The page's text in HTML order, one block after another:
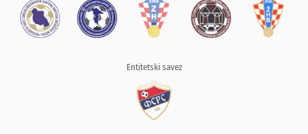
Entitetski savez